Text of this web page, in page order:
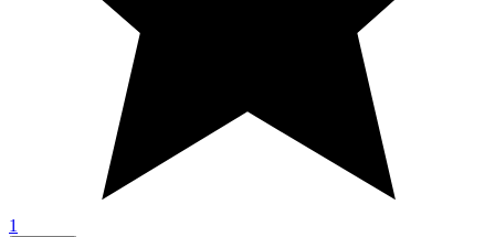
1